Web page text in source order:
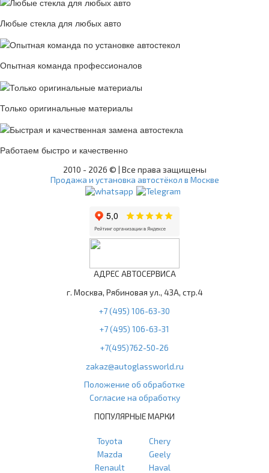
Любые стекла для любых авто
Опытная команда профессионалов
Только оригинальные материалы
Работаем быстро и качественно
2010 - 2026 © | Все права защищены
Продажа и установка автостёкол в Москве
АДРЕС АВТОСЕРВИСА
г. Москва, Рябиновая ул., 43А, стр.4
+7 (495) 106-63-30
+7 (495) 106-63-31
+7(495)762-50-26
zakaz@autoglassworld.ru
Положение об обработке
Согласие на обработку
ПОПУЛЯРНЫЕ МАРКИ
Toyota
Mazda
Renault
Chery
Geely
Haval